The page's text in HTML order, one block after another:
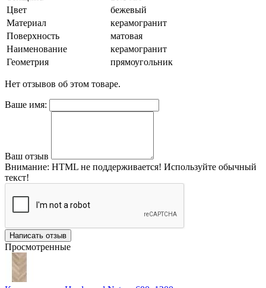
Цвет
бежевый
Материал
керамогранит
Поверхность
матовая
Наименование
керамогранит
Геометрия
прямоугольник
Нет отзывов об этом товаре.
Ваше имя:
Ваш отзыв
Внимание: HTML не поддерживается! Используйте обычный
текст!
Написать отзыв
Просмотренные